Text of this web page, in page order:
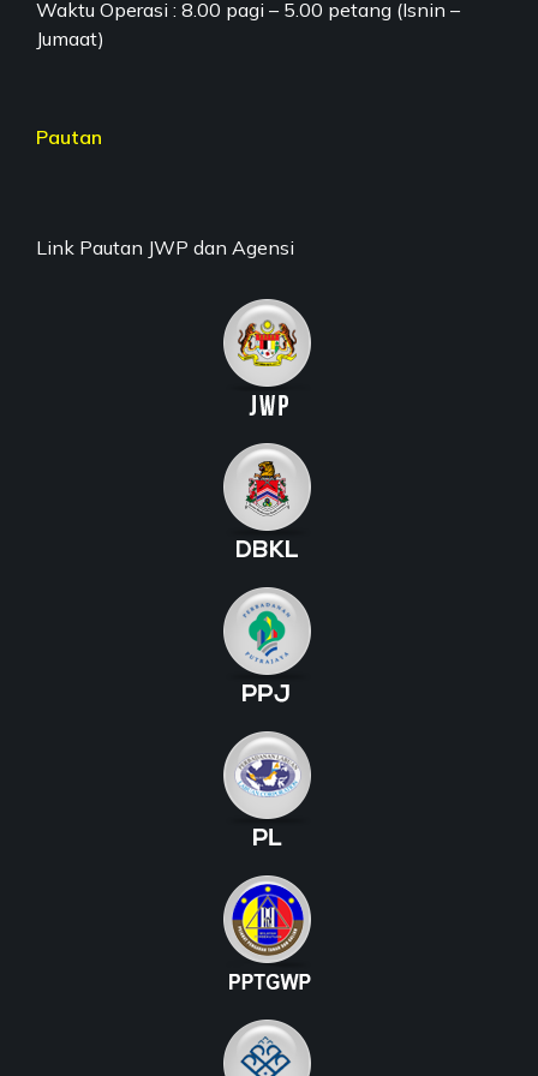
Waktu Operasi : 8.00 pagi – 5.00 petang (Isnin –
Jumaat)
Pautan
Link Pautan JWP dan Agensi